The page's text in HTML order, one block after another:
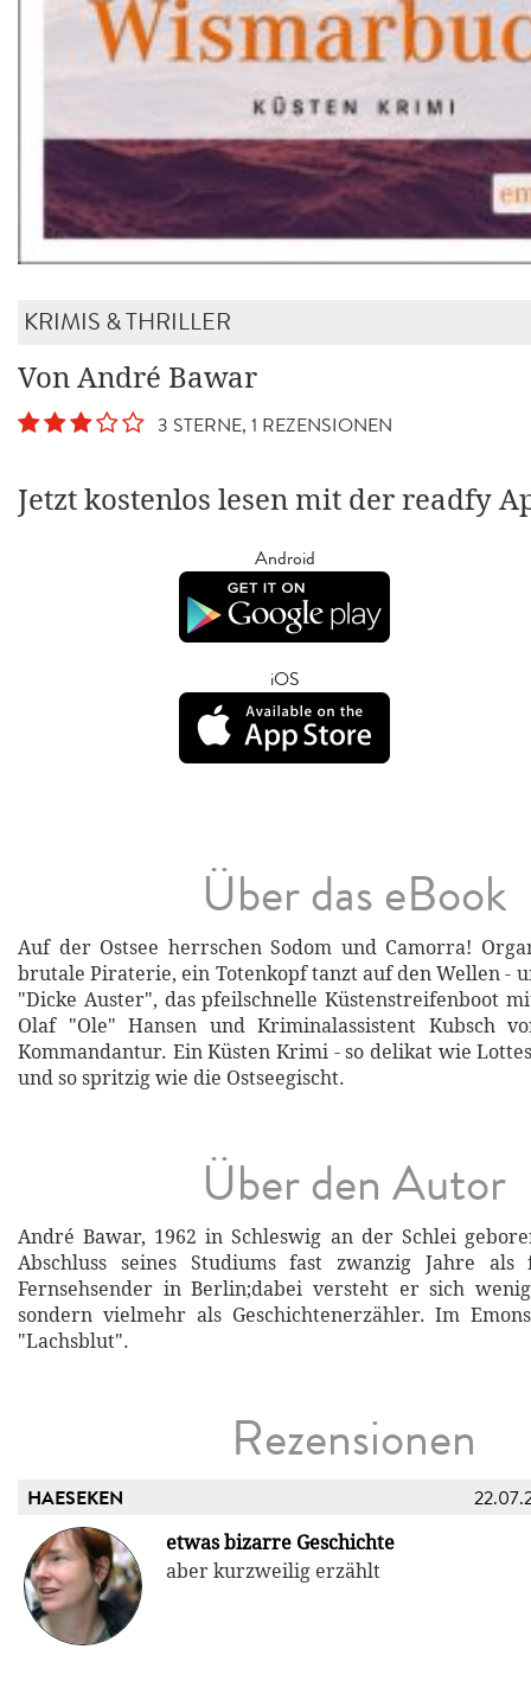
KRIMIS & THRILLER
Von André Bawar
3 STERNE, 1 REZENSIONEN
Jetzt kostenlos lesen mit der readfy
Android
iOS
Über das eBook
Auf der Ostsee herrschen Sodom und Camorra!
brutale Piraterie, ein Totenkopf tanzt auf den Wellen -
"Dicke Auster", das pfeilschnelle Küstenstreifenboot
Olaf "Ole" Hansen und Kriminalassistent Kubsch
Kommandantur. Ein Küsten Krimi - so delikat wie
und so spritzig wie die Ostseegischt.
Über den Autor
André Bawar, 1962 in Schleswig an der Schlei
Abschluss seines Studiums fast zwanzig Jahre
Fernsehsender in Berlin;dabei versteht er sich
sondern vielmehr als Geschichtenerzähler. Im
"Lachsblut".
Rezensionen
HAESEKEN
etwas bizarre Geschichte
aber kurzweilig erzählt